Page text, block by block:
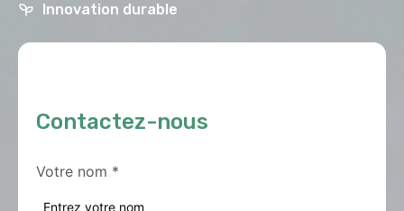
Innovation durable
Contactez-nous
Votre nom *